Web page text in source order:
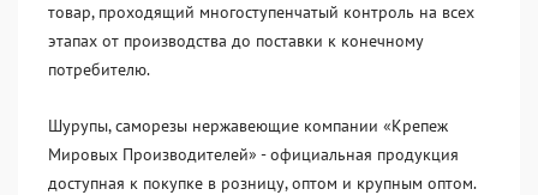
товар, проходящий многоступенчатый контроль на всех
этапах от производства до поставки к конечному
потребителю.
Шурупы, саморезы нержавеющие компании «Крепеж
Мировых Производителей» - официальная продукция
доступная к покупке в розницу, оптом и крупным оптом.